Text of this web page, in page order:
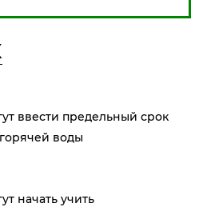
ввести предельный срок
воды
начать учить